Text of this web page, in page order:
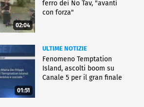
02:04
ferro dei No Tav, "avanti
con forza"
01:51
ULTIME NOTIZIE
Fenomeno Temptation
Island, ascolti boom su
Canale 5 per il gran finale